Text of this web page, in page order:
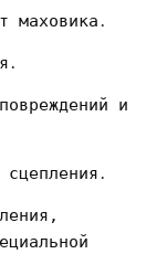
маховика․
и